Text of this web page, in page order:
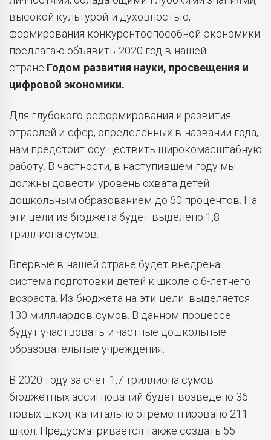
высокой культурой и духовностью,
формирования конкурентоспособной экономики
предлагаю объявить 2020 год в нашей
стране Годом развития науки, просвещения и
цифровой экономики.
Для глубокого реформирования и развития
отраслей и сфер, определенных в названии года,
нам предстоит осуществить широкомасштабную
работу. В частности, в наступившем году мы
должны довести уровень охвата детей
дошкольным образованием до 60 процентов. На
эти цели из бюджета будет выделено 1,8
триллиона сумов.
Впервые в нашей стране будет внедрена
система подготовки детей к школе с 6-летнего
возраста. Из бюджета на эти цели выделяется
130 миллиардов сумов. В данном процессе
будут участвовать и частные дошкольные
образовательные учреждения.
В 2020 году за счет 1,7 триллиона сумов
бюджетных ассигнований будет возведено 36
новых школ, капитально отремонтировано 211
школ. Предусматривается также создать 55